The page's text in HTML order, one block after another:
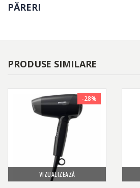
PĂRERI
PRODUSE SIMILARE
VIZUALIZEAZĂ
-28%